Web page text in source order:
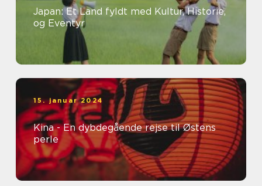
Japan: Et Land fyldt med Kultur, Historie,
og Eventyr
15. januar 2024
Kina - En dybdegående rejse til Østens
perle